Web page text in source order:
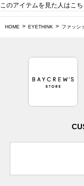
このアイテムを見た人はこ
HOME EYETHINK ファッシ